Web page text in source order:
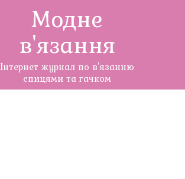
Модне
в'язання
Інтернет журнал по в'язанню
спицями та гачком